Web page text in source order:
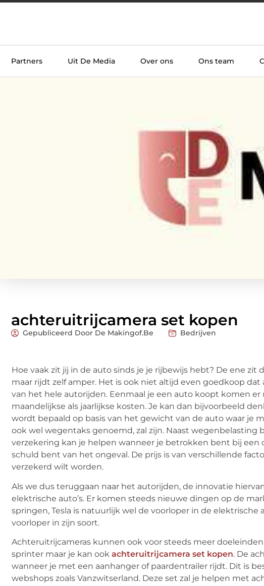
Partners Uit De Media Over ons Ons team
achteruitrijcamera set kopen
Gepubliceerd Door De Makingof.be Bedrijven
Hoe vaak zit jij in de auto sinds je je rijbewijs hebt? De ene
maar rijdt zelf amper. Het is ook niet altijd even goedkoop
van het hele autorijden. Eenmaal je een auto koopt komen
maandelijkse als jaarlijkse kosten. Je kan dan bijvoorbeeld
wordt bepaald op basis van het gewicht van de auto waar je
ook wel wegentaks genoemd, zal zijn. Naast
verzekering kan je helpen wanneer je betrokken bent bij
schuld bent van het ongeval. De prijs is van verschillende
verzekerd wilt worden.
Als we dus teruggaan naar het autorijden, de innovatie
elektrische auto’s. Er komen steeds nieuwe dingen op de
springen, Tesla is natuurlijk wel de voorloper in de elektrische
voorloper in zijn soort.
Achteruitrijcameras kunnen ook voor steeds meer
sprinter maar je kan ook achteruitrijcamera set kopen. De
wanneer je met een aanhanger of paardentrailer rijdt. Dit is
webshops zoals Vanzwitserland. Deze set zal je helpen met